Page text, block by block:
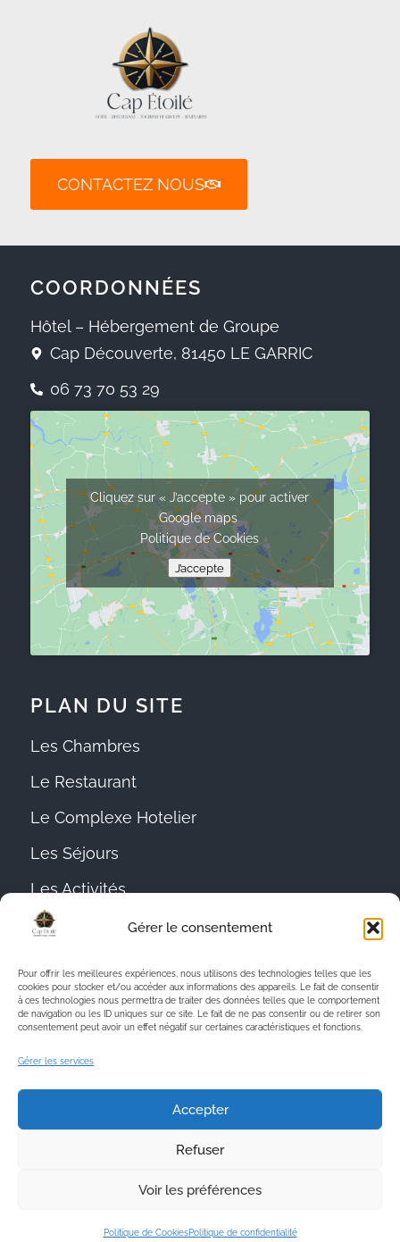
Gérer le consentement
Pour offrir les meilleures expériences, nous utilisons des technologies telles que les
cookies pour stocker et/ou accéder aux informations des appareils. Le fait de consentir
à ces technologies nous permettra de traiter des données telles que le comportement
de navigation ou les ID uniques sur ce site. Le fait de ne pas consentir ou de retirer son
consentement peut avoir un effet négatif sur certaines caractéristiques et fonctions.
Gérer les services
Accepter
Refuser
Voir les préférences
Politique de CookiesPolitique de confidentialité
CONTACTEZ NOUS
COORDONNÉES
Hôtel – Hébergement de Groupe
Cap Découverte, 81450 LE GARRIC
06 73 70 53 29
Cliquez sur « J’accepte » pour activer
Google maps
Politique de Cookies
J’accepte
PLAN DU SITE
Les Chambres
Le Restaurant
Le Complexe Hotelier
Les Séjours
Les Activités
Contact
Politique de Cookies
Mentions Légales